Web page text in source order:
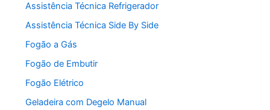
Assistência Técnica Refrigerador
Assistência Técnica Side By Side
Fogão a Gás
Fogão de Embutir
Fogão Elétrico
Geladeira com Degelo Manual